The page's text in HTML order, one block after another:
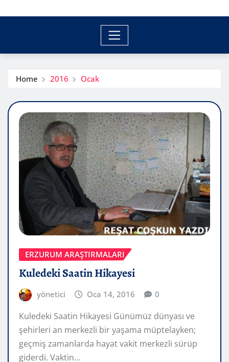
Home 2016 Ocak
ERZURUM ARAŞTIRMALARI
Kuledeki Saatin Hikayesi
yönetici Oca 14, 2016 0
Kuledeki Saatin Hikayesi Günümüz dünyası ve
şehirleri an merkezli bir yaşama müptelayken;
geçmiş zamanlarda hayat vakit merkezli sürüp
giderdi. Vaktin…